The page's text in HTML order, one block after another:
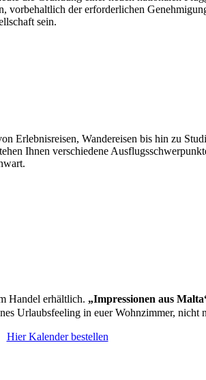
der erforderlichen
sein.
Erlebnisreisen, Wandereisen bis hin zu
Ihnen verschiedene
Handel erhältlich. „Impressionen aus
Urlaubsfeeling in euer Wohnzimmer, nicht
Hier Kalender bestellen